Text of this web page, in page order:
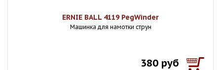
ERNIE BALL 4119 PegWinder
Машинка для намотки струн
380 руб